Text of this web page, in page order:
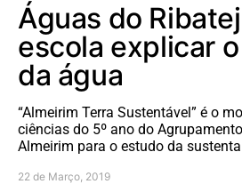
Águas do
escola explicar
da água
“Almeirim Terra Sustentável” é o
ciências do 5º ano do
Almeirim para o estudo da
22 de Março, 2019